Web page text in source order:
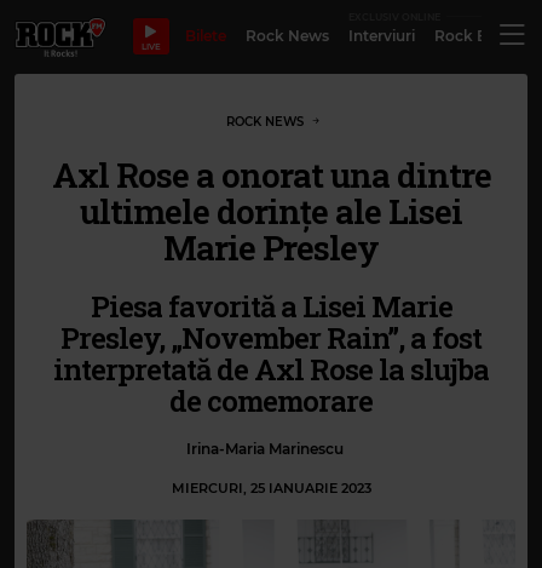
LIVE
Bilete Rock News Interviuri Rock
ROCK NEWS
Axl Rose a onorat una dintre
ultimele dorințe ale Lisei
Marie Presley
Piesa favorită a Lisei Marie
Presley, „November Rain”, a fost
interpretată de Axl Rose la slujba
de comemorare
Irina-Maria Marinescu
MIERCURI, 25 IANUARIE 2023